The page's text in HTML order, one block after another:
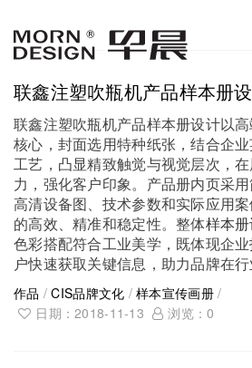
联鑫注塑吹瓶机产品样本册
联鑫注塑吹瓶机产品样本册设计以
核心，封面选用特种纸张，结合企
工艺，凸显精致触觉与视觉层次，
力，强化客户印象。产品册内页采
高清设备图、技术参数和实际应用
的高效、精准和稳定性。整体样本
色彩搭配符合工业美学，既体现企
户快速获取关键信息，助力品牌在行
作品 /CIS品牌文化 /样本宣传画册/
日期：2018-11-13
浏览：0